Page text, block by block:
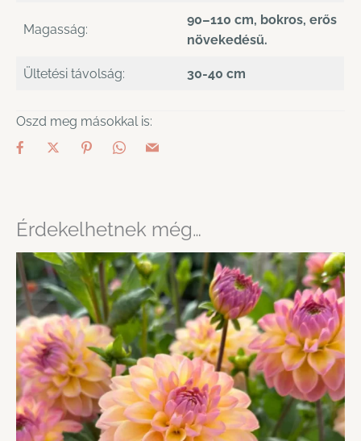
Magasság:
90–110 cm, bokros, erős
növekedésű.
Ültetési távolság: 30-40 cm
Oszd meg másokkal is:
Érdekelhetnek még…